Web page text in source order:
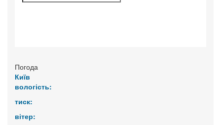
Погода
Київ
вологість:
тиск:
вітер: